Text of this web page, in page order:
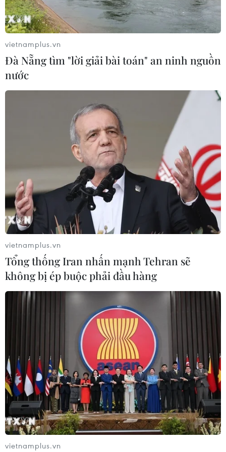
kinh tế biển Việt Nam
07/08/2026 08:14
Giá vàng hướng tới tuần tăng mạnh
Hạn hán nghiêm trọng đe dọa "huyết
mạch" kinh tế châu Âu
07/08/2026 07:58
Để trái sầu riêng đáp ứng yêu cầu
xuất khẩu bền vững
07/08/2026 07:34
Tây Ninh thúc đẩy bình dân học vụ
số, tạo động lực phát triển kinh tế số
Hàn Quốc đầu tư xây “Thung lũng
K-Vietnam” gắn với hậu duệ dòng họ
Lý
07/08/2026 06:30
Xem thêm
vietnamplus.vn
Đà Nẵng tìm "lời giải bài toán" an ninh nguồn
nước
vietnamplus.vn
Tổng thống Iran nhấn mạnh Tehran sẽ
không bị ép buộc phải đầu hàng
vietnamplus.vn